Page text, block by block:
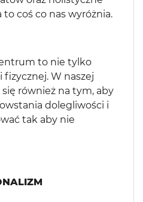
coś co nas wyróżnia.
to nie tylko
W naszej
również na tym, aby
dolegliwości i
tak aby nie